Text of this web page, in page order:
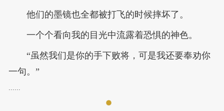
他们的墨镜也全都被打飞的时候摔坏了。
一个个看向我的目光中流露着恐惧的神色。
“虽然我们是你的手下败将，可是我还要奉劝你
一句。”
......